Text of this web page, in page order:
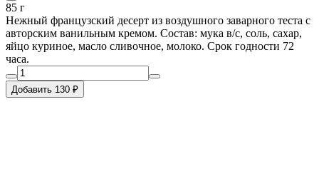
85 г
Нежный французский десерт из воздушного заварного теста с
авторским ванильным кремом. Состав: мука в/с, соль, сахар,
яйцо куриное, масло сливочное, молоко. Срок годности 72
часа.
Добавить 130 ₽